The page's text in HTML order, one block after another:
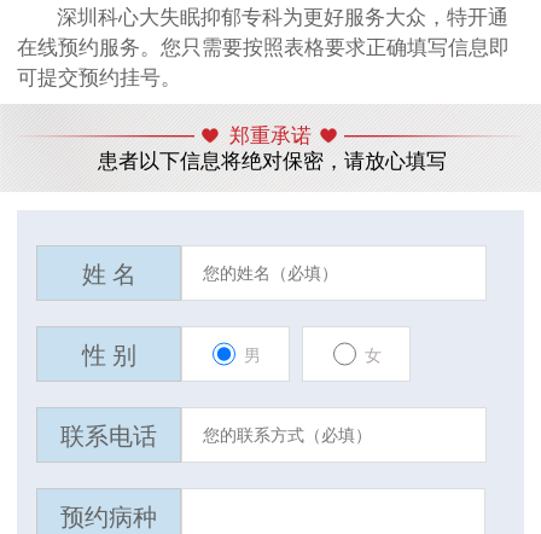
深圳科心大失眠抑郁专科为更好服务大众，特开通
在线预约服务。您只需要按照表格要求正确填写信息即
可提交预约挂号。
郑重承诺
患者以下信息将绝对保密，请放心填写
姓 名
性 别 男 女
联系电话
预约病种